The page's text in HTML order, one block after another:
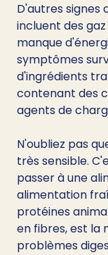
D'autres signes
incluent des
manque
symptômes
d'ingrédients
contenant des
agents de
N'oubliez pas
très sensible.
passer à une
alimentation
protéines
en fibres, est la
problèmes